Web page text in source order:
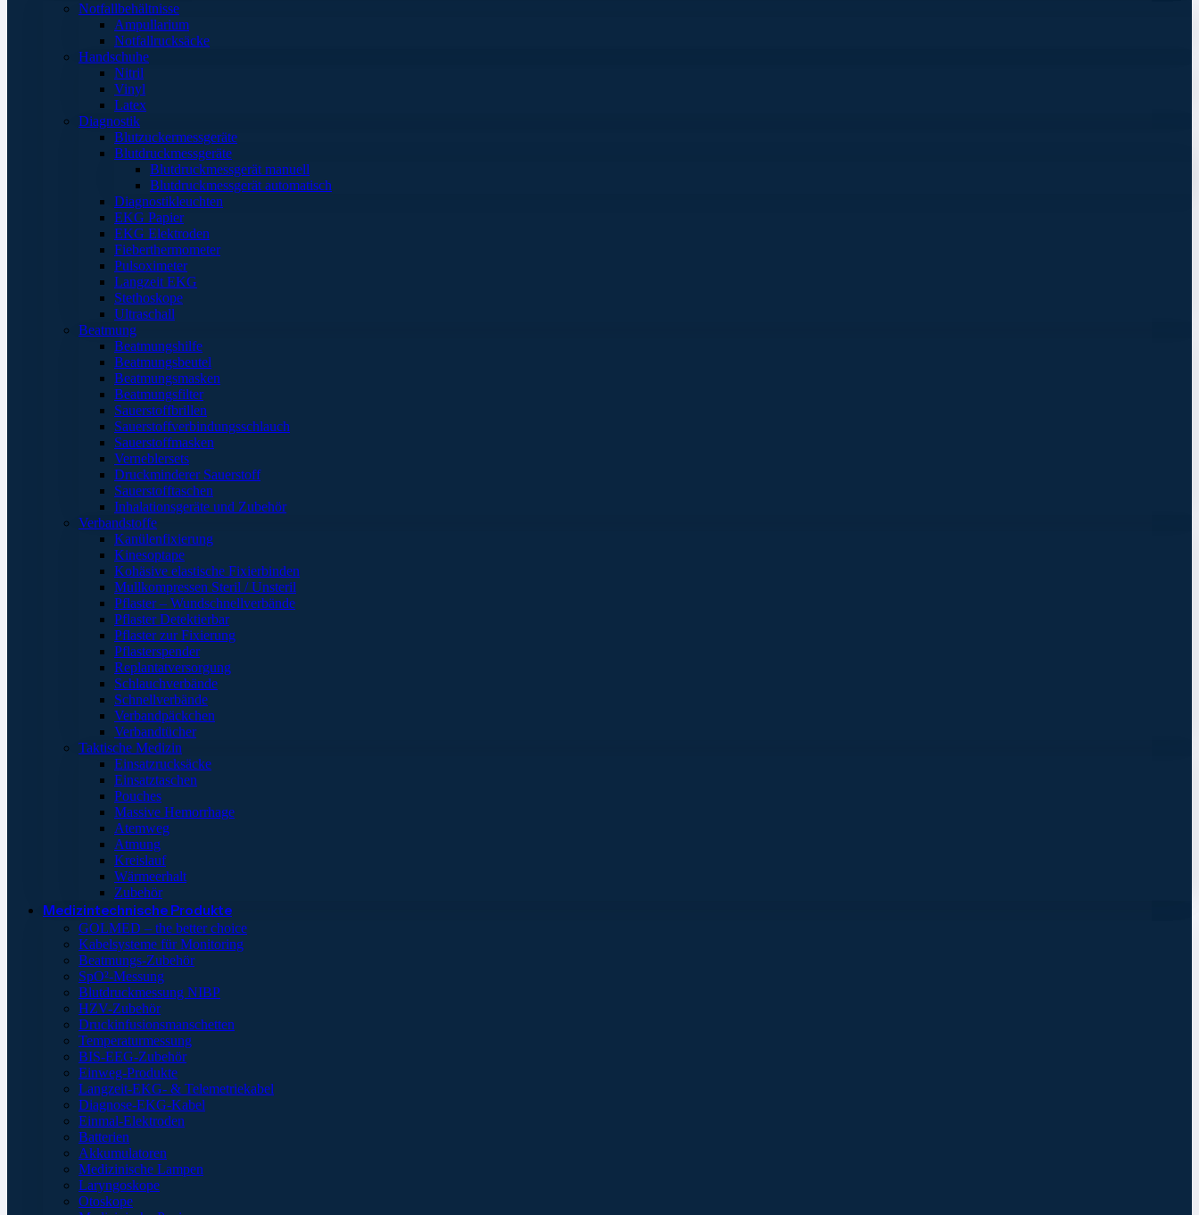
Notfallbehältnisse
Ampullarium
Notfallrucksäcke
Handschuhe
Nitril
Vinyl
Latex
Diagnostik
Blutzuckermessgeräte
Blutdruckmessgeräte
Blutdruckmessgerät manuell
Blutdruckmessgerät automatisch
Diagnostikleuchten
EKG Papier
EKG Elektroden
Fieberthermometer
Pulsoximeter
Langzeit EKG
Stethoskope
Ultraschall
Beatmung
Beatmungshilfe
Beatmungsbeutel
Beatmungsmasken
Beatmungsfilter
Sauerstoffbrillen
Sauerstoffverbindungsschlauch
Sauerstoffmasken
Verneblersets
Druckminderer Sauerstoff
Sauerstofftaschen
Inhalationsgeräte und Zubehör
Verbandstoffe
Kanülenfixierung
Kinesoptape
Kohäsive elastische Fixierbinden
Mullkompressen Steril / Unsteril
Pflaster – Wundschnellverbände
Pflaster Detektierbar
Pflaster zur Fixierung
Pflasterspender
Replantatversorgung
Schlauchverbände
Schnellverbände
Verbandpäckchen
Verbandtücher
Taktische Medizin
Einsatzrucksäcke
Einsatztaschen
Pouches
Massive Hemorrhage
Atemweg
Atmung
Kreislauf
Wärmeerhalt
Zubehör
Medizintechnische Produkte
GOLMED – the better choice
Kabelsysteme für Monitoring
Beatmungs-Zubehör
SpO²-Messung
Blutdruckmessung NIBP
HZV-Zubehör
Druckinfusionsmanschetten
Temperaturmessung
BIS-EEG-Zubehör
Einweg-Produkte
Langzeit-EKG- & Telemetriekabel
Diagnose-EKG-Kabel
Einmal-Elektroden
Batterien
Akkumulatoren
Medizinische Lampen
Laryngoskope
Otoskope